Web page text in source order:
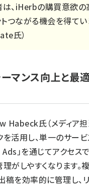
、iHerbの購買意欲の
つながる機会を得てい
氏）
マンス向上と最
氏（メディア担
活用し、単一のサー
」を通じてアクセス
がしやすくなります
稿を効率的に管理し、